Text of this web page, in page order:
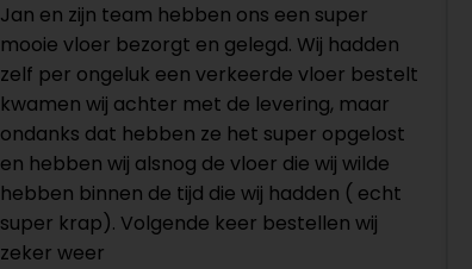
Jan en zijn team hebben ons een super
mooie vloer bezorgt en gelegd. Wij hadden
zelf per ongeluk een verkeerde vloer bestelt
kwamen wij achter met de levering, maar
ondanks dat hebben ze het super opgelost
en hebben wij alsnog de vloer die wij wilde
hebben binnen de tijd die wij hadden ( echt
super krap). Volgende keer bestellen wij
zeker weer